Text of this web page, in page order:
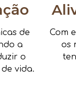
de
a
o
vida.
Com
os